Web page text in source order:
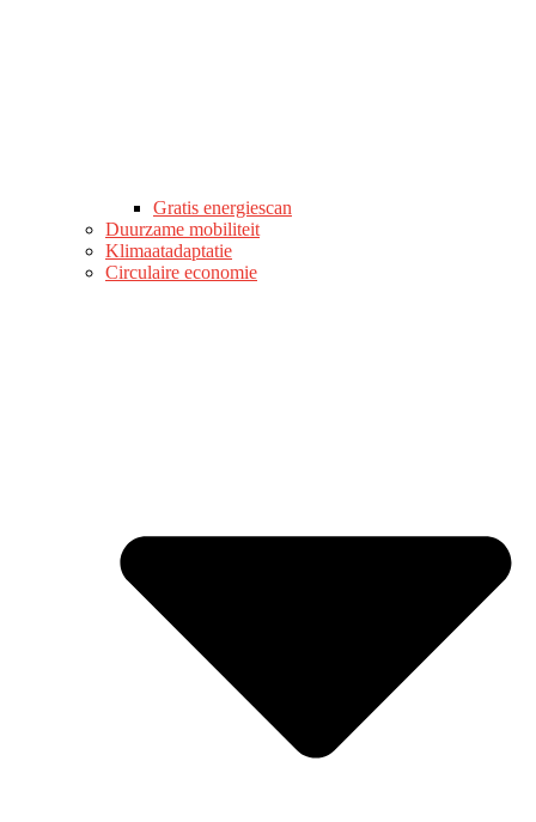
Gratis energiescan
Duurzame mobiliteit
Klimaatadaptatie
Circulaire economie